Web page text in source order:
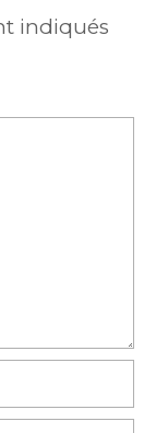
indiqués